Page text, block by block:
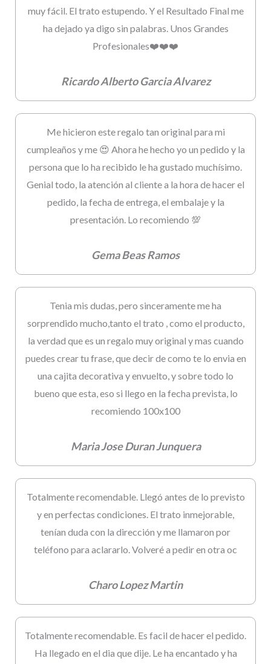
muy fácil. El trato estupendo. Y el Resultado Final me
ha dejado ya digo sin palabras. Unos Grandes
Profesionales❤️❤️❤️
Ricardo Alberto Garcia Alvarez
Me hicieron este regalo tan original para mi
cumpleaños y me 😍 Ahora he hecho yo un pedido y la
persona que lo ha recibido le ha gustado muchísimo.
Genial todo, la atención al cliente a la hora de hacer el
pedido, la fecha de entrega, el embalaje y la
presentación. Lo recomiendo 💯
Gema Beas Ramos
Tenia mis dudas, pero sinceramente me ha
sorprendido mucho,tanto el trato , como el producto,
la verdad que es un regalo muy original y mas cuando
puedes crear tu frase, que decir de como te lo envia en
una cajita decorativa y envuelto, y sobre todo lo
bueno que esta, eso si llego en la fecha prevista, lo
recomiendo 100x100
Maria Jose Duran Junquera
Totalmente recomendable. Llegó antes de lo previsto
y en perfectas condiciones. El trato inmejorable,
tenían duda con la dirección y me llamaron por
teléfono para aclararlo. Volveré a pedir en otra oc
Charo Lopez Martin
Totalmente recomendable. Es facil de hacer el pedido.
Ha llegado en el dia que dije. Le ha encantado y ha